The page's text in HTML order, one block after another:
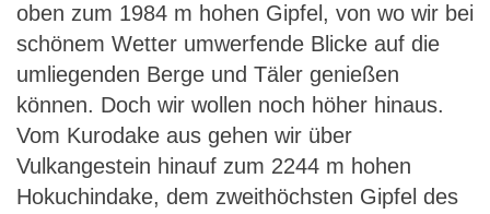
oben zum 1984 m hohen Gipfel, von wo wir bei
schönem Wetter umwerfende Blicke auf die
umliegenden Berge und Täler genießen
können. Doch wir wollen noch höher hinaus.
Vom Kurodake aus gehen wir über
Vulkangestein hinauf zum 2244 m hohen
Hokuchindake, dem zweithöchsten Gipfel des